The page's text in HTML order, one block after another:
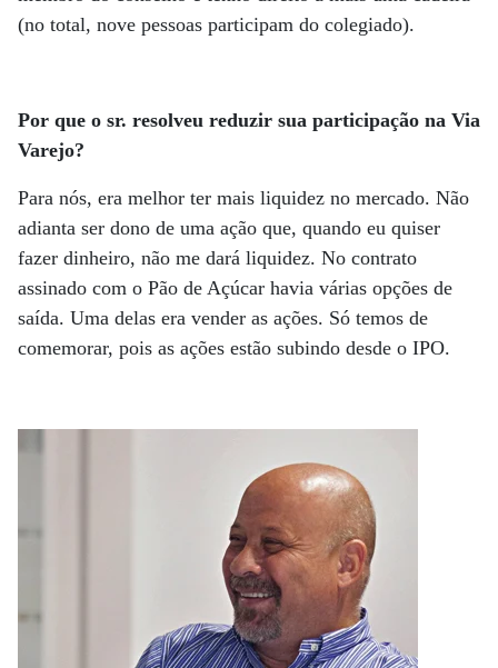
(no total, nove pessoas participam do colegiado).
Por que o sr. resolveu reduzir sua participação na Via
Varejo?
Para nós, era melhor ter mais liquidez no mercado. Não
adianta ser dono de uma ação que, quando eu quiser
fazer dinheiro, não me dará liquidez. No contrato
assinado com o Pão de Açúcar havia várias opções de
saída. Uma delas era vender as ações. Só temos de
comemorar, pois as ações estão subindo desde o IPO.